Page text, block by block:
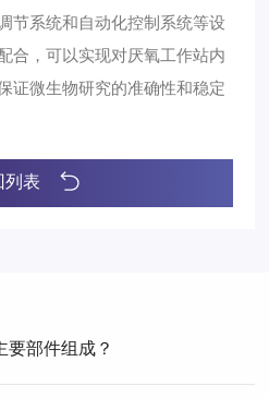
节系统和自动化控制系统等设
合，可以实现对厌氧工作站内
证微生物研究的准确性和稳定
列表
要部件组成？